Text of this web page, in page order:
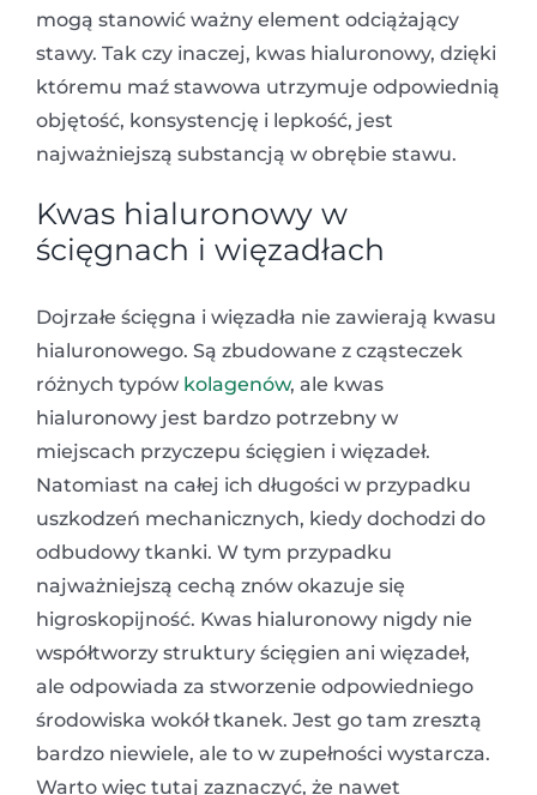
mogą stanowić ważny element odciążający
stawy. Tak czy inaczej, kwas hialuronowy, dzięki
któremu maź stawowa utrzymuje odpowiednią
objętość, konsystencję i lepkość, jest
najważniejszą substancją w obrębie stawu.
Kwas hialuronowy w
ścięgnach i więzadłach
Dojrzałe ścięgna i więzadła nie zawierają kwasu
hialuronowego. Są zbudowane z cząsteczek
różnych typów kolagenów, ale kwas
hialuronowy jest bardzo potrzebny w
miejscach przyczepu ścięgien i więzadeł.
Natomiast na całej ich długości w przypadku
uszkodzeń mechanicznych, kiedy dochodzi do
odbudowy tkanki. W tym przypadku
najważniejszą cechą znów okazuje się
higroskopijność. Kwas hialuronowy nigdy nie
współtworzy struktury ścięgien ani więzadeł,
ale odpowiada za stworzenie odpowiedniego
środowiska wokół tkanek. Jest go tam zresztą
bardzo niewiele, ale to w zupełności wystarcza.
Warto więc tutaj zaznaczyć, że nawet